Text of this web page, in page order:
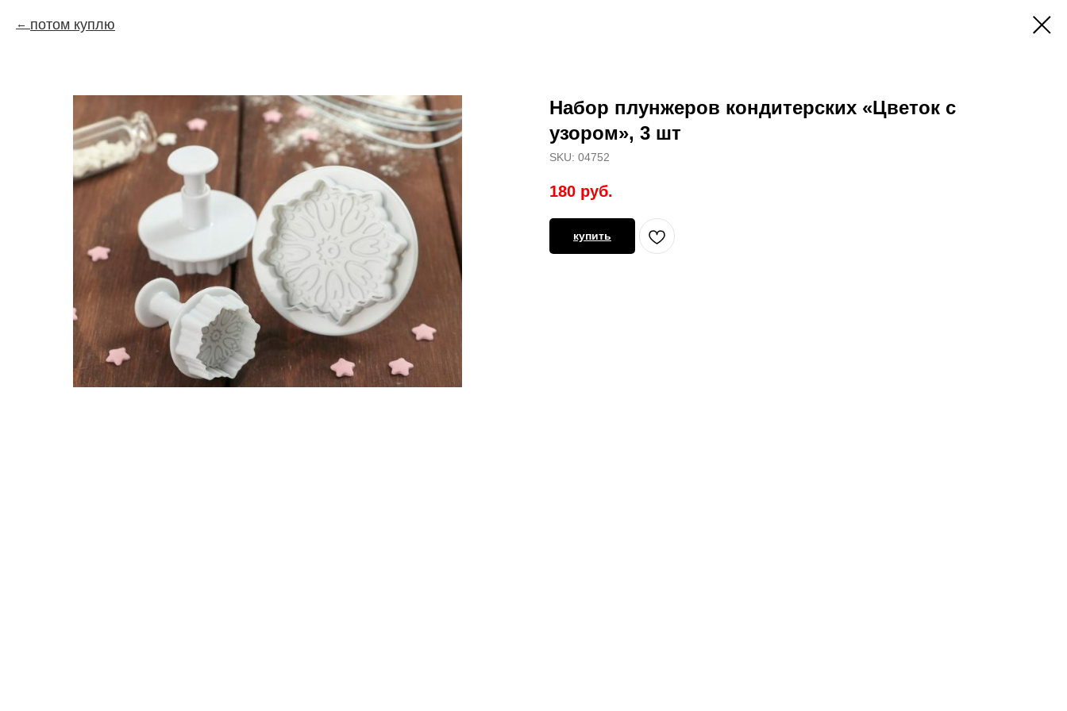
потом куплю
Набор плунжеров кондитерских «Цветок с
узором», 3 шт
SKU: 04752
180 руб.
купить